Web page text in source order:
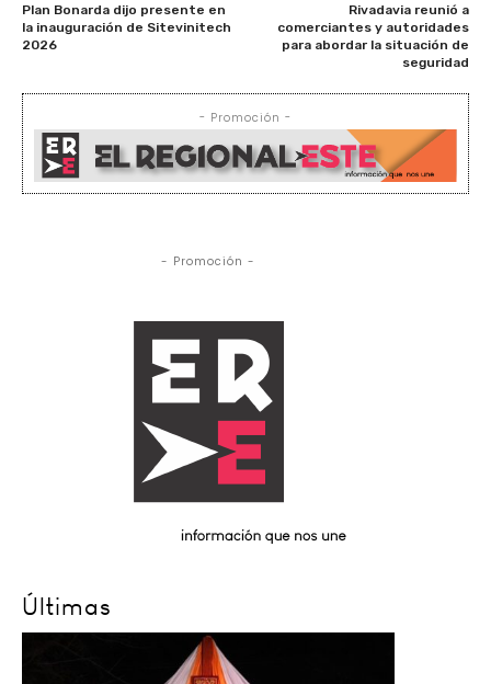
Plan Bonarda dijo presente en
la inauguración de Sitevinitech
2026
Rivadavia reunió a
comerciantes y autoridades
para abordar la situación de
seguridad
- Promoción -
- Promoción -
Últimas